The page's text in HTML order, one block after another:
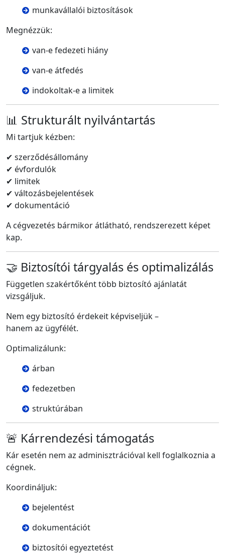
munkavállalói biztosítások
Megnézzük:
van-e fedezeti hiány
van-e átfedés
indokoltak-e a limitek
📊 Strukturált nyilvántartás
Mi tartjuk kézben:
✔ szerződésállomány
✔ évfordulók
✔ limitek
✔ változásbejelentések
✔ dokumentáció
A cégvezetés bármikor átlátható, rendszerezett képet
kap.
🤝 Biztosítói tárgyalás és optimalizálás
Független szakértőként több biztosító ajánlatát
vizsgáljuk.
Nem egy biztosító érdekeit képviseljük –
hanem az ügyfélét.
Optimalizálunk:
árban
fedezetben
struktúrában
🚨 Kárrendezési támogatás
Kár esetén nem az adminisztrációval kell foglalkoznia a
cégnek.
Koordináljuk:
bejelentést
dokumentációt
biztosítói egyeztetést